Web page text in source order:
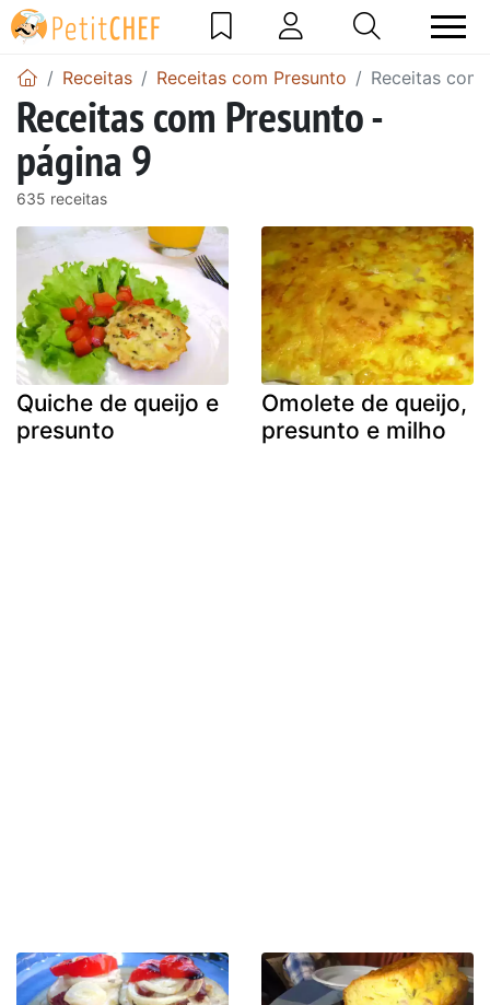
Receitas Receitas com Presunto Receitas
Receitas com Presunto -
página 9
635 receitas
Quiche de queijo e
presunto
Omolete de queijo,
presunto e milho